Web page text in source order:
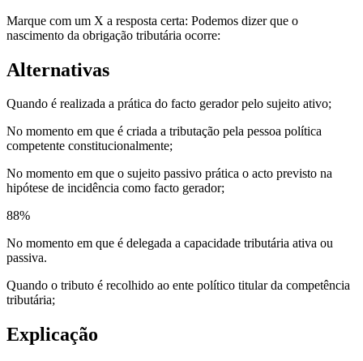
Marque com um X a resposta certa: Podemos dizer que o
nascimento da obrigação tributária ocorre:
Alternativas
Quando é realizada a prática do facto gerador pelo sujeito ativo;
No momento em que é criada a tributação pela pessoa política
competente constitucionalmente;
No momento em que o sujeito passivo prática o acto previsto na
hipótese de incidência como facto gerador;
88%
No momento em que é delegada a capacidade tributária ativa ou
passiva.
Quando o tributo é recolhido ao ente político titular da competência
tributária;
Explicação